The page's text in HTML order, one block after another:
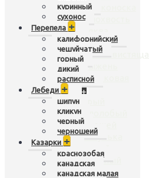
широконоска
шилохвость
гривистая
рыжая свистящая
крыжень
карликовая
Гуси
+
серый
белолобый
белошей
пискулька
горный
полярный
нильский
куринный
сухонос
Перепела +
калифорнийский
чешуйчатый
горный
дикий
расписной
Лебеди +
шипун
кликун
черный
черношеий
Казарки +
краснозобая
канадская
канадская малая